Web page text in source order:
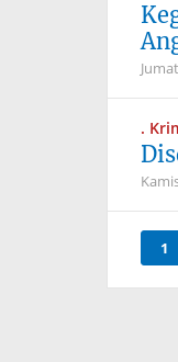
.
1